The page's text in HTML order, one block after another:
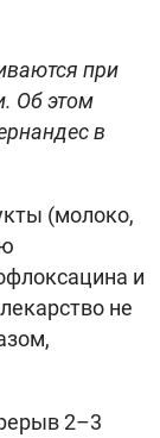
при
Об этом
в
(молоко,
и
не
2–3